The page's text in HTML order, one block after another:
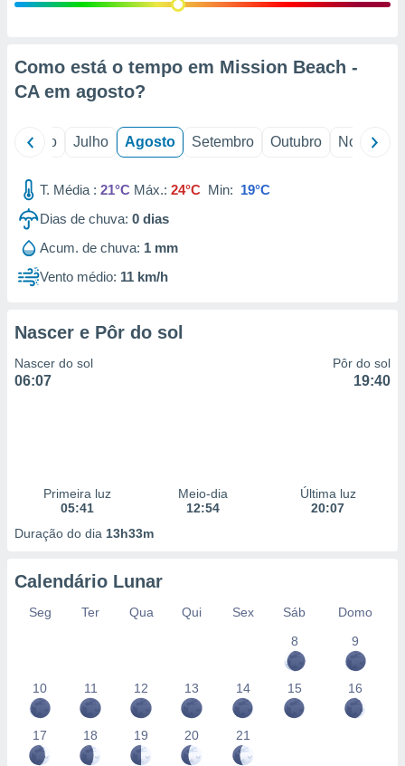
estudos
1199
Como está o tempo em Mission Beach -
CA em agosto?
Junho Julho Agosto Setembro Outubro Novembro
T. Média : 21°C Máx.: 24°C Min: 19°C
Dias de chuva: 0 dias
Acum. de chuva: 1 mm
Vento médio: 11 km/h
Nascer e Pôr do sol
Nascer do sol
06:07
Pôr do sol
19:40
Primeira luz
05:41
Meio-dia
12:54
Última luz
20:07
Duração do dia 13h33m
Calendário Lunar
Seg Ter Qua Qui Sex Sáb
Domo
8
9
10 11 12 13 14 15 16
17 18 19 20 21